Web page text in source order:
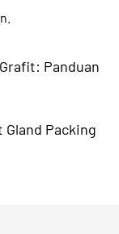
Panduan
Packing